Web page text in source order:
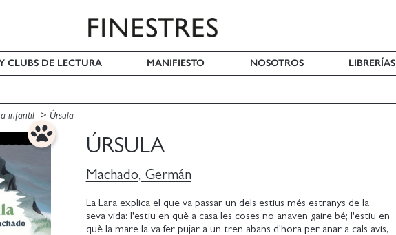
CLUBS DE LECTURA MANIFIESTO NOSOTROS LIBRERÍAS
infantil Úrsula
ÚRSULA
Machado, Germán
La Lara explica el que va passar un dels estius més estranys de la
seva vida: l'estiu en què a casa les coses no anaven gaire bé; l'estiu en
què la mare la va fer pujar a un tren abans d'hora per anar a cals avis,